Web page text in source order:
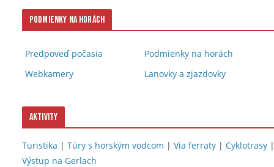
Podmienky na horách
Predpoveď počasia
Webkamery
Podmienky na horách
Lanovky a zjazdovky
Aktivity
Turistika | Túry s horským vodcom | Via ferraty | Cyklotrasy |
Výstup na Gerlach